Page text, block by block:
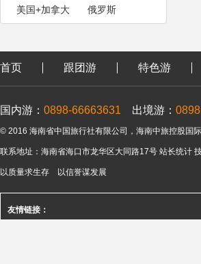
美国+加拿大
俄罗斯
首页 跟团游 特色游
国内游： 0898-66663631 出境游：
© 2016 海南省中国旅行社有限公司，海南中旅控股
联系地址：海南省海口市龙华区大同路17号 站长统计
以质量求生存 以信誉谋发展
友情链接：